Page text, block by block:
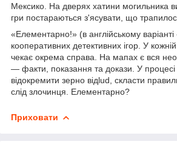
Мексико. На дверях хатини могильника
гри постараються з'ясувати, що
«Елементарно!» (в англійському
кооперативних детективних ігор. У
чекає окрема справа. На мапах є вся
— факти, показання та докази. У процесі
відокремити зерно відlud, скласти
слід злочинця. Елементарно?
Приховати